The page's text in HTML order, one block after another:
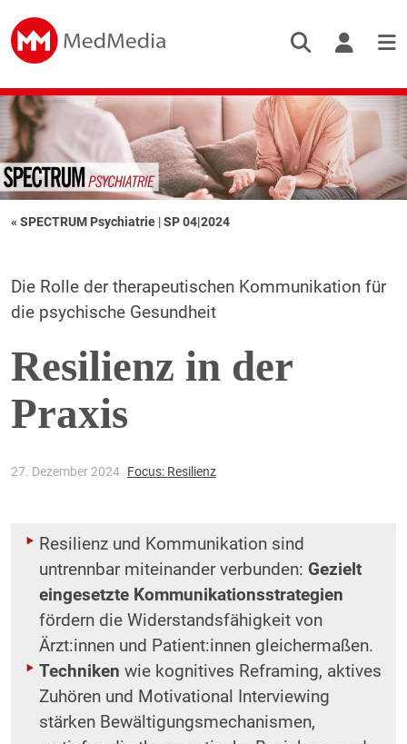
« SPECTRUM Psychiatrie |SP 04|2024
Die Rolle der therapeutischen Kommunikation für
die psychische Gesundheit
Resilienz in der
Praxis
27. Dezember 2024 Focus: Resilienz
Resilienz und Kommunikation sind
untrennbar miteinander verbunden: Gezielt
eingesetzte Kommunikationsstrategien
fördern die Widerstandsfähigkeit von
Ärzt:innen und Patient:innen gleichermaßen.
Techniken wie kognitives Reframing, aktives
Zuhören und Motivational Interviewing
stärken Bewältigungsmechanismen,